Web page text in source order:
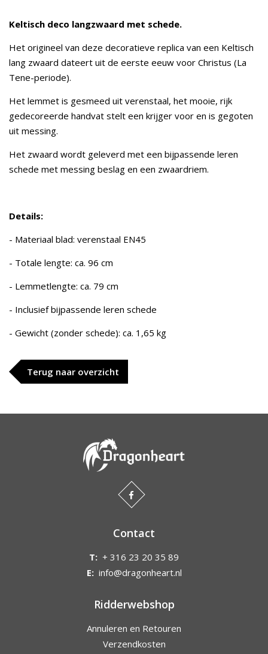
Keltisch deco langzwaard met schede.
Het origineel van deze decoratieve replica van een Keltisch
lang zwaard dateert uit de eerste eeuw voor Christus (La
Tene-periode).
Het lemmet is gesmeed uit verenstaal, het mooie, rijk
gedecoreerde handvat stelt een krijger voor en is gegoten
uit messing.
Het zwaard wordt geleverd met een bijpassende leren
schede met messing beslag en een zwaardriem.
Details:
- Materiaal blad: verenstaal EN45
- Totale lengte: ca. 96 cm
- Lemmetlengte: ca. 79 cm
- Inclusief bijpassende leren schede
- Gewicht (zonder schede): ca. 1,65 kg
Terug naar overzicht
Contact
T: + 316 23 20 35 89
E: info@dragonheart.nl
Ridderwebshop
Annuleren en Retouren
Verzendkosten